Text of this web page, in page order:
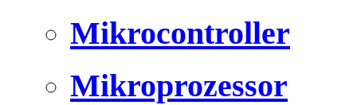
Mikrocontroller
Mikroprozessor